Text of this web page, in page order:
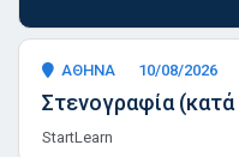
ΑΘΗΝΑ 10/08/2026
Στενογραφία
StartLearn